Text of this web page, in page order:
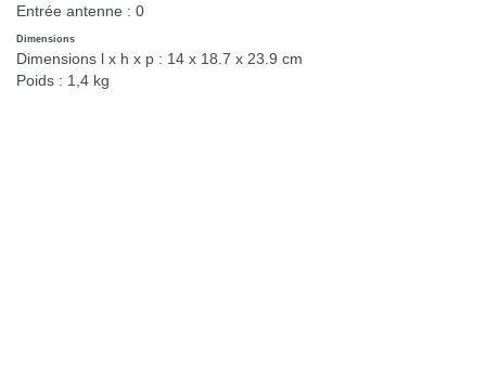
Entrée antenne : 0
Dimensions
Dimensions l x h x p : 14 x 18.7 x 23.9 cm
Poids : 1,4 kg